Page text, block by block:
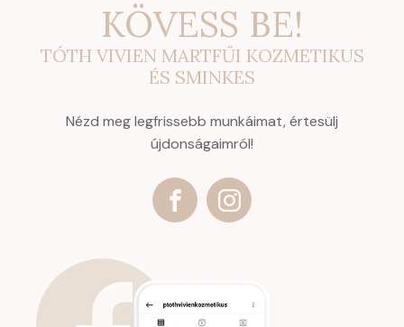
KÖVESS BE!
TÓTH VIVIEN MARTFŰI KOZMETIKUS
ÉS SMINKES
Nézd meg legfrissebb munkáimat, értesülj
újdonságaimról!